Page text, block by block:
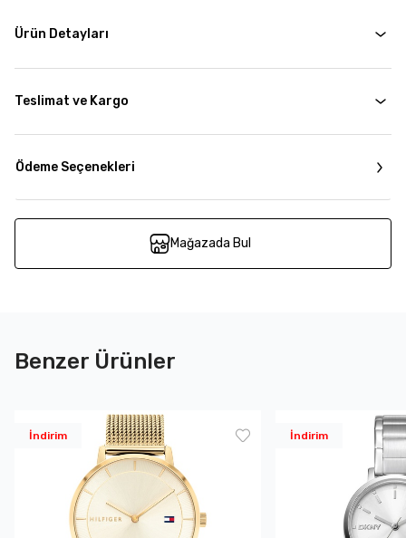
Ürün Detayları
Teslimat ve Kargo
Ödeme Seçenekleri
Mağazada Bul
Benzer Ürünler
İndirim İndirim